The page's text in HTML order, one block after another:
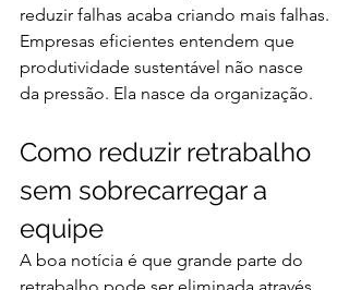
reduzir falhas acaba criando mais falhas.
Empresas eficientes entendem que
produtividade sustentável não nasce
da pressão. Ela nasce da organização.
Como reduzir retrabalho
sem sobrecarregar a
equipe
A boa notícia é que grande parte do